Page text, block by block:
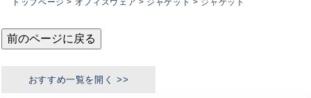
トップページ オフィスウェア ジャケット ジャケット
前のページに戻る